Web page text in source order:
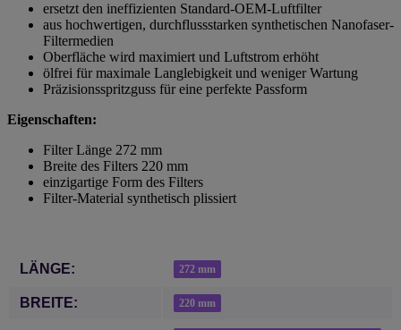
ersetzt den ineffizienten Standard-OEM-Luftfilter
aus hochwertigen, durchflussstarken synthetischen Nanofaser-
Filtermedien
Oberfläche wird maximiert und Luftstrom erhöht
ölfrei für maximale Langlebigkeit und weniger Wartung
Präzisionsspritzguss für eine perfekte Passform
Eigenschaften:
Filter Länge 272 mm
Breite des Filters 220 mm
einzigartige Form des Filters
Filter-Material synthetisch plissiert
Produkteigenschaft
Wert
LÄNGE: 272 mm
BREITE: 220 mm